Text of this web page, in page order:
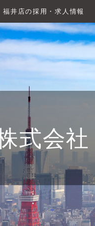
井店の採用・求人情報
式会